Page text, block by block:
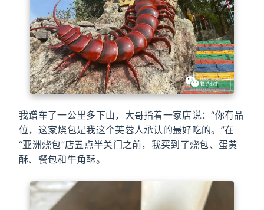
我蹭车了一公里多下山，大哥指着一家店说：“你有品
位，这家烧包是我这个芙蓉人承认的最好吃的。”在
“亚洲烧包”店五点半关门之前，我买到了烧包、蛋黄
酥、餐包和牛角酥。